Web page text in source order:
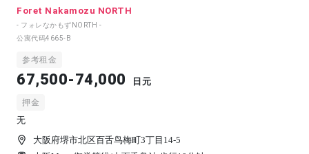
Foret Nakamozu NORTH
- フォレなかもずNORTH -
公寓代码4665-B
参考租金
67,500-74,000 日元
押金
无
大阪府堺市北区百舌鸟梅町3丁目14-5